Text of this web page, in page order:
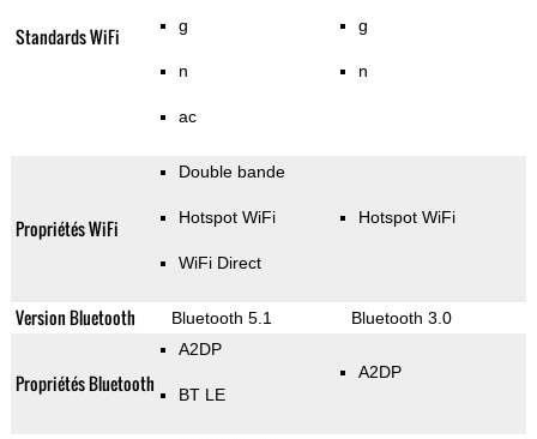
Standards WiFi g
n
ac
g
n
Propriétés WiFi
Double bande
Hotspot WiFi
WiFi Direct
Hotspot WiFi
Version Bluetooth Bluetooth 5.1 Bluetooth 3.0
Propriétés Bluetooth
A2DP
BT LE
A2DP